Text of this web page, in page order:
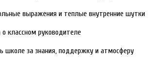
выражения и теплые внутренние шутки
классном руководителе
школе за знания, поддержку и атмосферу